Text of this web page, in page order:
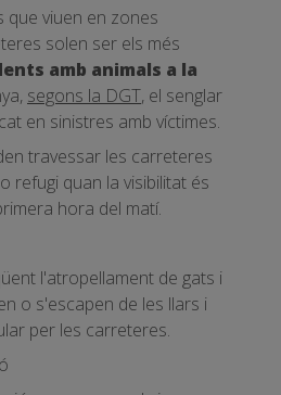
que viuen en zones
solen ser els més
amb animals a la
segons la DGT, el senglar
en sinistres amb víctimes.
travessar les carreteres
refugi quan la visibilitat és
hora del matí.
l'atropellament de gats i
o s'escapen de les llars i
per les carreteres.